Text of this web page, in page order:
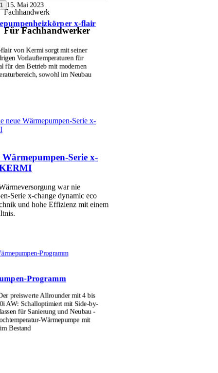
Fachhandwerk
Für Fachhandwerker
1 15. Mai 2023
x-flair
von Kermi sorgt mit seiner
Vorlauftemperaturen für
für den Betrieb mit modernen
sowohl im Neubau
neue Wärmepumpen-Serie x-
Serie x-
KERMI
war nie
Serie x-change dynamic eco
und hohe Effizienz mit einem
Programm
Programm
preiswerte Allrounder mit 4 bis
AW: Schalloptimiert mit Side-by-
für Sanierung und Neubau -
Wärmepumpe mit
Bestand